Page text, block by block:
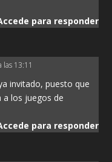
para responder
13:11
invitado, puesto que
a los juegos de
para responder